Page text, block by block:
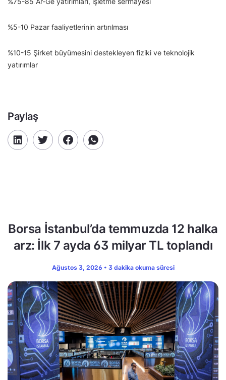
%5-10 Pazar faaliyetlerinin artırılması
%10-15 Şirket büyümesini destekleyen fiziki ve teknolojik
yatırımlar
Paylaş
Borsa İstanbul’da temmuzda 12 halka
arz: İlk 7 ayda 63 milyar TL toplandı
Ağustos 3, 2026 • 3 dakika okuma süresi